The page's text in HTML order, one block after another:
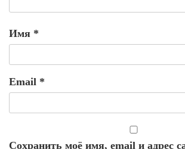
Имя *
Email *
Сохранить моё имя, email и адрес